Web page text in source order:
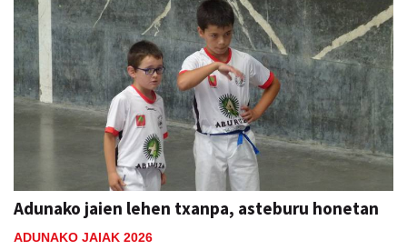
Adunako jaien lehen txanpa, asteburu honetan
ADUNAKO JAIAK 2026